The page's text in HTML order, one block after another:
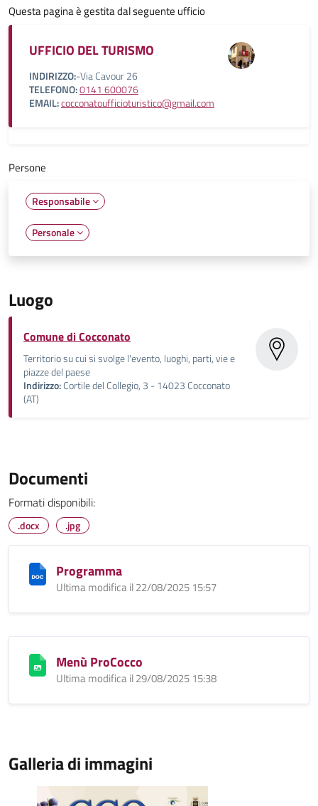
Questa pagina è gestita dal seguente ufficio
UFFICIO DEL TURISMO
INDIRIZZO:-Via Cavour 26
TELEFONO:0141 600076
EMAIL:cocconatoufficioturistico@gmail.com
Persone
Responsabile
Personale
Luogo
Comune di Cocconato
Territorio su cui si svolge l'evento, luoghi, parti, vie e
piazze del paese
Indirizzo:Cortile del Collegio, 3 - 14023 Cocconato
(AT)
Documenti
Formati disponibili:
.docx .jpg
Programma
Ultima modifica il 22/08/2025 15:57
Menù ProCocco
Ultima modifica il 29/08/2025 15:38
Galleria di immagini